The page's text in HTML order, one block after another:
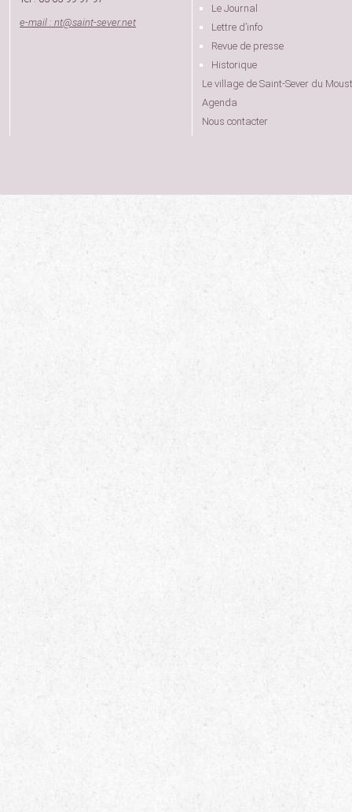
e-mail : nt@saint-sever.net
Le Journal
Lettre d’info
Revue de presse
Historique
Le village de Saint-Sever du
Agenda
Nous contacter